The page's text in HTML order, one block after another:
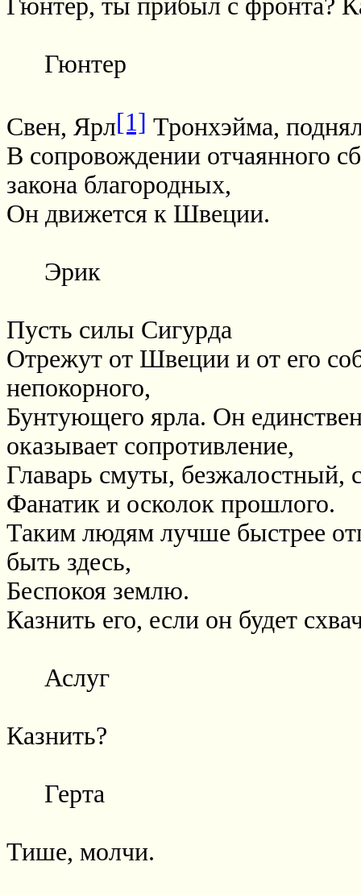
Гюнтер, ты прибыл с фронта?
Гюнтер
Свен, Ярл[1] Тронхэйма,
В сопровождении отчаянного
закона благородных,
Он движется к Швеции.
Эрик
Пусть силы Сигурда
Отрежут от Швеции и от его
непокорного,
Бунтующего ярла. Он
оказывает сопротивление,
Главарь смуты, безжалостный,
Фанатик и осколок прошлого.
Таким людям лучше быстрее
быть здесь,
Беспокоя землю.
Казнить его, если он будет
Аслуг
Казнить?
Герта
Тише, молчи.